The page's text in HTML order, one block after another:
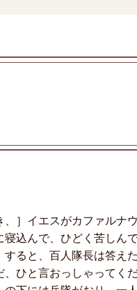
、］イエスがカファル
寝込んで、ひどく苦しん
すると、百人隊長は答え
、ひと言おっしゃってく